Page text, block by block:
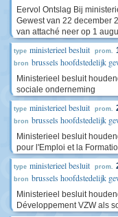
Eervol Ontslag Bij
Gewest van 22 december
van attaché neer op 1
type ministerieel besluit prom.
bron brussels hoofdstedelijk
Ministerieel besluit
sociale onderneming
type ministerieel besluit prom.
bron brussels hoofdstedelijk
Ministerieel besluit
pour l'Emploi et la
type ministerieel besluit prom.
bron brussels hoofdstedelijk
Ministerieel besluit
Développement VZW als